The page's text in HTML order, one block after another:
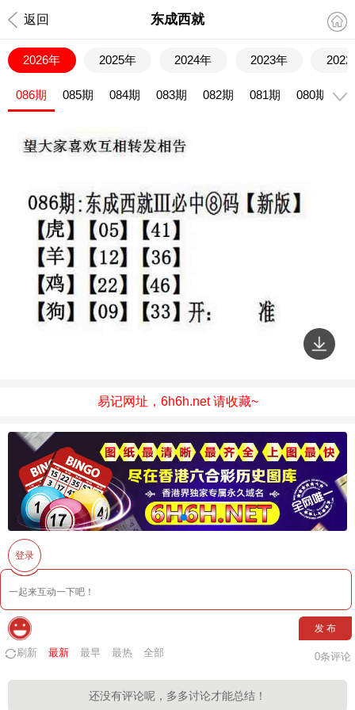
返回 东成西就
2026年 2025年 2024年 2023年 2022
086期 085期 084期 083期 082期 081期 080期
易记网址，6h6h.net 请收藏~
登录
发 布
刷新 最新 最早 最热 全部 0条评论
还没有评论呢，多多讨论才能总结！